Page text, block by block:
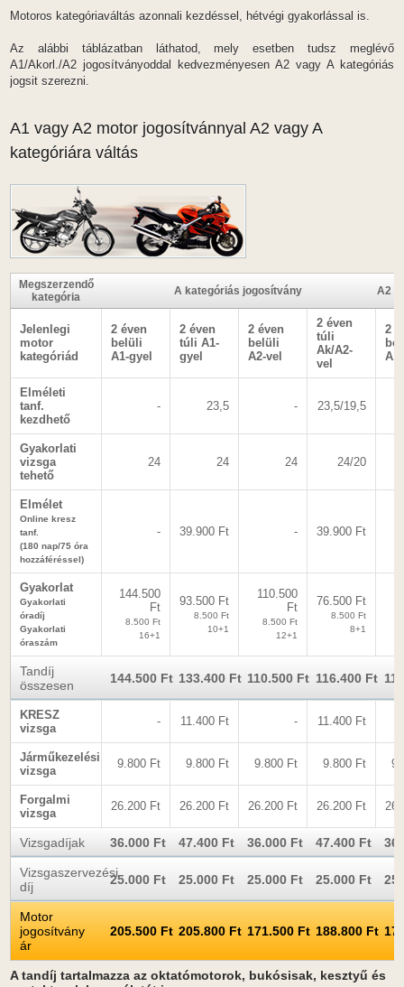
Motoros kategóriaváltás azonnali kezdéssel, hétvégi gyakorlással is.
Az alábbi táblázatban láthatod, mely esetben tudsz meglévő
A1/Akorl./A2 jogosítványoddal kedvezményesen A2 vagy A kategóriás
jogsit szerezni.
A1 vagy A2 motor jogosítvánnyal A2 vagy A
kategóriára váltás
Megszerzendő
kategória
A kategóriás jogosítvány A2
Jelenlegi
motor
kategóriád
2 éven
belüli
A1-gyel
2 éven
túli A1-
gyel
2 éven
belüli
A2-vel
2 éven
túli
Ak/A2-
vel
2
Elméleti
tanf.
kezdhető
- 23,5 - 23,5/19,5
Gyakorlati
vizsga
tehető
24 24 24 24/20
Elmélet
Online kresz
tanf.
(180 nap/75 óra
hozzáféréssel)
- 39.900 Ft - 39.900 Ft
Gyakorlat
Gyakorlati
óradíj
Gyakorlati
óraszám
144.500
Ft
8.500 Ft
16+1
93.500 Ft
8.500 Ft
10+1
110.500
Ft
8.500 Ft
12+1
76.500 Ft
8.500 Ft
8+1
Tandíj
összesen
144.500 Ft 133.400 Ft 110.500 Ft 116.400 Ft
KRESZ
vizsga
- 11.400 Ft - 11.400 Ft
Járműkezelési
vizsga
9.800 Ft 9.800 Ft 9.800 Ft 9.800 Ft
Forgalmi
vizsga
26.200 Ft 26.200 Ft 26.200 Ft 26.200 Ft
Vizsgadíjak 36.000 Ft 47.400 Ft 36.000 Ft 47.400 Ft
Vizsgaszervezési
díj
25.000 Ft 25.000 Ft 25.000 Ft 25.000 Ft
Motor
jogosítvány
ár
205.500 Ft 205.800 Ft 171.500 Ft 188.800 Ft
A tandíj tartalmazza az oktatómotorok, bukósisak, kesztyű és